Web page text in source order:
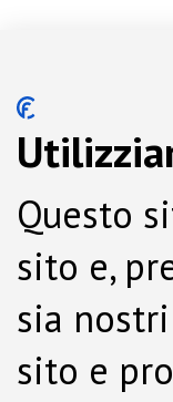
Questo
sito e,
sia
sito e